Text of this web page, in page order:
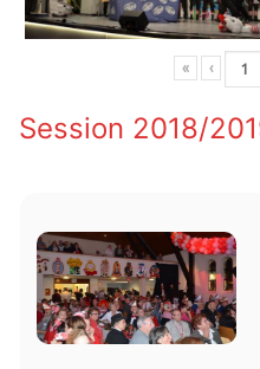
« ‹
Session 2018/